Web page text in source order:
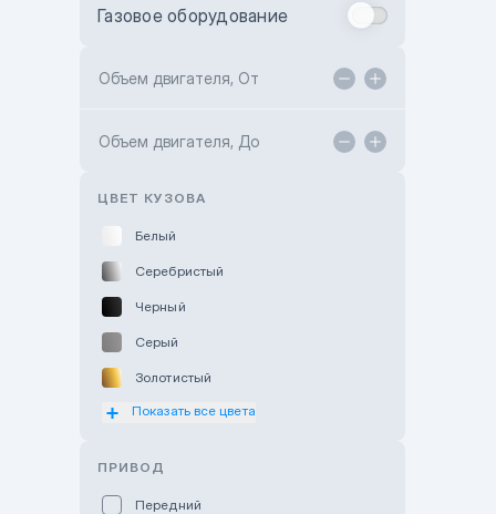
Toyota Kokshetau
Hyundai ShymCity
Газовое оборудование
Объем двигателя, От
Объем двигателя, До
ЦВЕТ КУЗОВА
Белый
Серебристый
Черный
Серый
Золотистый
Оранжевый
Показать все цвета
ПРИВОД
Передний